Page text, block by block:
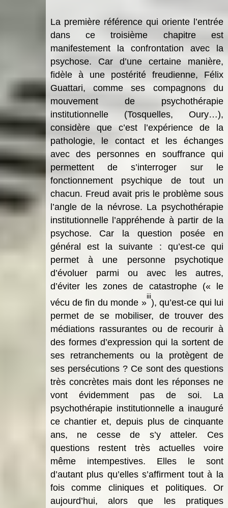
La première référence qui oriente l’entrée
dans ce troisième chapitre est
manifestement la confrontation avec la
psychose. Car d’une certaine manière,
fidèle à une postérité freudienne, Félix
Guattari, comme ses compagnons du
mouvement de psychothérapie
institutionnelle (Tosquelles, Oury…),
considère que c’est l’expérience de la
pathologie, le contact et les échanges
avec des personnes en souffrance qui
permettent de s’interroger sur le
fonctionnement psychique de tout un
chacun. Freud avait pris le problème sous
l’angle de la névrose. La psychothérapie
institutionnelle l’appréhende à partir de la
psychose. Car la question posée en
général est la suivante : qu’est-ce qui
permet à une personne psychotique
d’évoluer parmi ou avec les autres,
d’éviter les zones de catastrophe (« le
vécu de fin du monde »
iii
), qu’est-ce qui lui
permet de se mobiliser, de trouver des
médiations rassurantes ou de recourir à
des formes d’expression qui la sortent de
ses retranchements ou la protègent de
ses persécutions ? Ce sont des questions
très concrètes mais dont les réponses ne
vont évidemment pas de soi. La
psychothérapie institutionnelle a inauguré
ce chantier et, depuis plus de cinquante
ans, ne cesse de s’y atteler. Ces
questions restent très actuelles voire
même intempestives. Elles le sont
d’autant plus qu’elles s’affirment tout à la
fois comme cliniques et politiques. Or
aujourd’hui, alors que les pratiques